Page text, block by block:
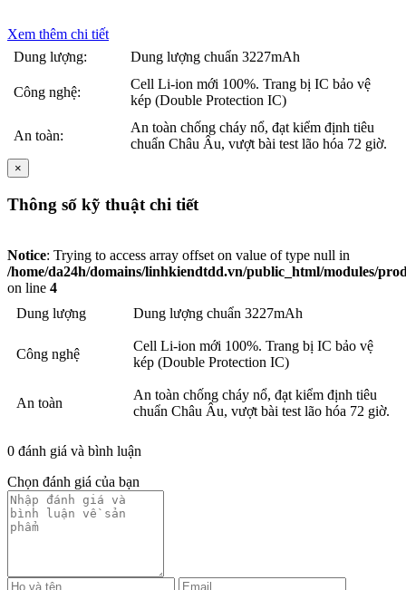
Xem thêm chi tiết
Dung lượng:
Dung lượng chuẩn 3227mAh
Công nghệ:
Cell Li-ion mới 100%. Trang bị IC bảo vệ
kép (Double Protection IC)
An toàn:
An toàn chống cháy nổ, đạt kiểm định tiêu
chuẩn Châu Âu, vượt bài test lão hóa 72 giờ.
×
Thông số kỹ thuật chi tiết
Notice: Trying to access array offset on value of type null in
/home/da24h/domains/linhkiendtdd.vn/public_html/modules/
on line 4
Dung lượng
Dung lượng chuẩn 3227mAh
Công nghệ
Cell Li-ion mới 100%. Trang bị IC bảo vệ
kép (Double Protection IC)
An toàn
An toàn chống cháy nổ, đạt kiểm định tiêu
chuẩn Châu Âu, vượt bài test lão hóa 72 giờ.
0 đánh giá và bình luận
Chọn đánh giá của bạn